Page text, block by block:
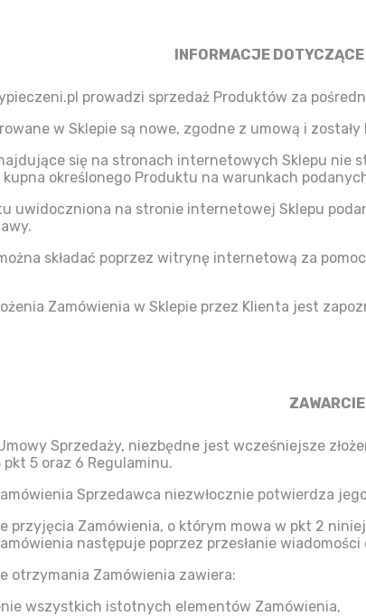
INFORMACJE
prowadzi sprzedaż Produktów za
w Sklepie są nowe, zgodne z umową i
się na stronach internetowych Sklepu nie
kupna określonego Produktu na warunkach
uwidoczniona na stronie internetowej Sklepu
składać poprzez witrynę internetową za
Zamówienia w Sklepie przez Klienta jest
Sprzedaży, niezbędne jest wcześniejsze
5 oraz 6 Regulaminu.
Sprzedawca niezwłocznie potwierdza
przyjęcia Zamówienia, o którym mowa w pkt 2
następuje poprzez przesłanie wiadomości
otrzymania Zamówienia zawiera:
wszystkich istotnych elementów Zamówienia,